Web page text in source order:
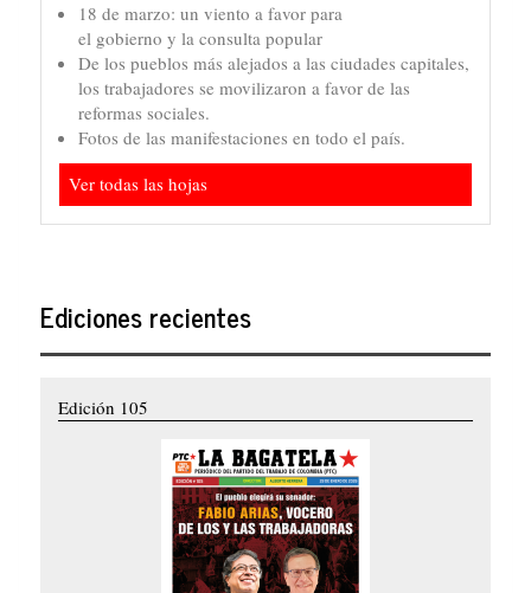
18 de marzo: un viento a favor para
el gobierno y la consulta popular
De los pueblos más alejados a las ciudades capitales,
los trabajadores se movilizaron a favor de las
reformas sociales.
Fotos de las manifestaciones en todo el país.
Ver todas las hojas
Ediciones recientes
Edición 105